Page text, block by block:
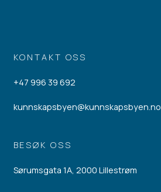
KONTAKT OSS
+47 996 39 692
kunnskapsbyen@kunnskapsbyen.no
BESØK OSS
Sørumsgata 1A, 2000 Lillestrøm